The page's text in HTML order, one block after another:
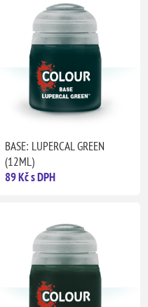
BASE: LUPERCAL GREEN
(12ML)
89 Kč s DPH